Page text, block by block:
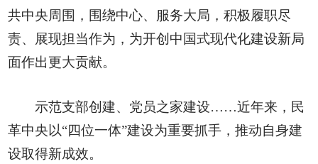
共中央周围，围绕中心、服务大局，积极履职尽
责、展现担当作为，为开创中国式现代化建设新局
面作出更大贡献。
示范支部创建、党员之家建设……近年来，民
革中央以“四位一体”建设为重要抓手，推动自身建
设取得新成效。